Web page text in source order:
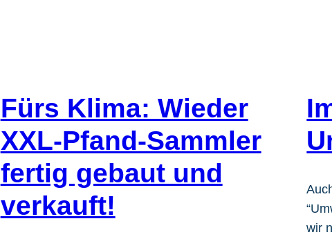
Fürs Klima: Wieder
XXL-Pfand-Sammler
fertig gebaut und
verkauft!
wir